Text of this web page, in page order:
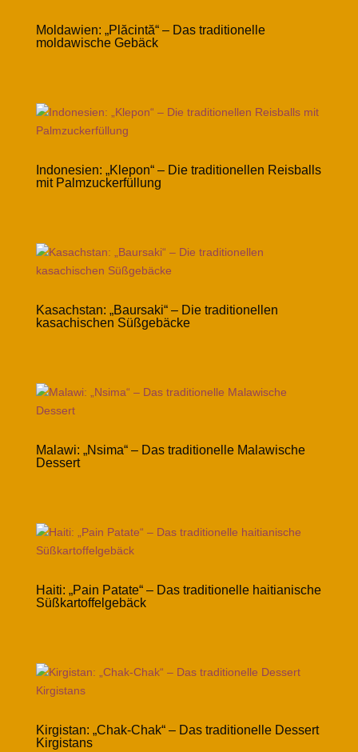
Moldawien: „Plăcintă“ – Das traditionelle
moldawische Gebäck
Indonesien: „Klepon“ – Die traditionellen Reisballs
mit Palmzuckerfüllung
Kasachstan: „Baursaki“ – Die traditionellen
kasachischen Süßgebäcke
Malawi: „Nsima“ – Das traditionelle Malawische
Dessert
Haiti: „Pain Patate“ – Das traditionelle haitianische
Süßkartoffelgebäck
Kirgistan: „Chak-Chak“ – Das traditionelle Dessert
Kirgistans